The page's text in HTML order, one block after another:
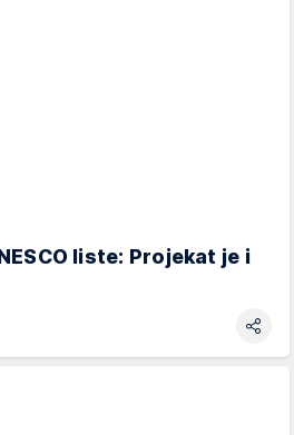
liste: Projekat je i